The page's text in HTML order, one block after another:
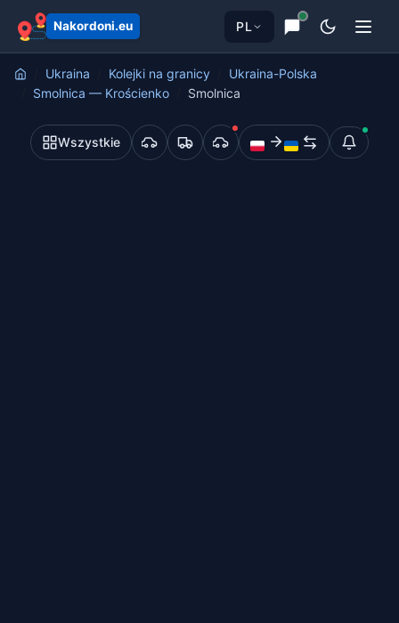
Nakordoni.eu PL
treści
Ukraina Kolejki na granicy
Ukraina-Polska
Smolnica — Krościenko
Smolnica
Wszystkie